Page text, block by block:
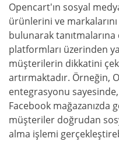
Opencart'ın sosyal
ürünlerini ve
bulunarak
platformları üzerinden
müşterilerin dikkatini
artırmaktadır. Örneğin,
entegrasyonu
Facebook mağazanızda
müşteriler doğrudan
alma işlemi